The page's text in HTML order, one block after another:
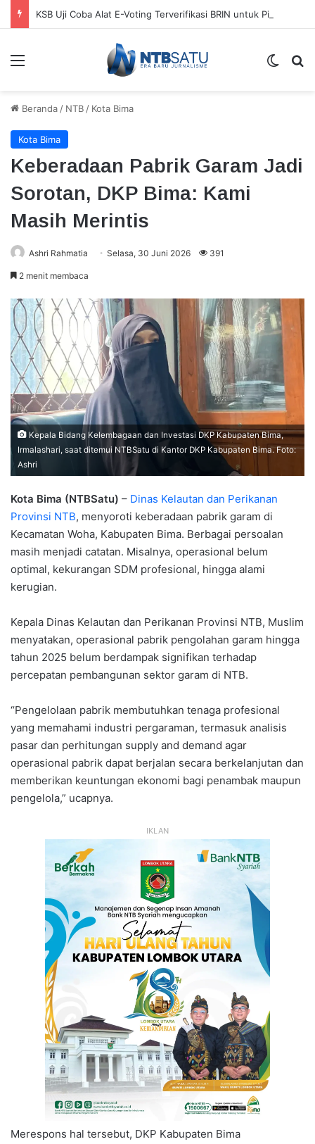
Menu
Beranda / NTB / Kota Bima
Kota Bima
Keberadaan Pabrik Garam Jadi
Sorotan, DKP Bima: Kami
Masih Merintis
Ashri Rahmatia Selasa, 30 Juni 2026 391
2 menit membaca
Kepala Bidang Kelembagaan dan Investasi DKP Kabupaten Bima,
Irmalashari, saat ditemui NTBSatu di Kantor DKP Kabupaten Bima. Foto:
Ashri
Kota Bima (NTBSatu) – Dinas Kelautan dan Perikanan
Provinsi NTB, menyoroti keberadaan pabrik garam di
Kecamatan Woha, Kabupaten Bima. Berbagai persoalan
masih menjadi catatan. Misalnya, operasional belum
optimal, kekurangan SDM profesional, hingga alami
kerugian.
Kepala Dinas Kelautan dan Perikanan Provinsi NTB, Muslim
menyatakan, operasional pabrik pengolahan garam hingga
tahun 2025 belum berdampak signifikan terhadap
percepatan pembangunan sektor garam di NTB.
“Pengelolaan pabrik membutuhkan tenaga profesional
yang memahami industri pergaraman, termasuk analisis
pasar dan perhitungan supply and demand agar
operasional pabrik dapat berjalan secara berkelanjutan dan
memberikan keuntungan ekonomi bagi penambak maupun
pengelola,” ucapnya.
IKLAN
Merespons hal tersebut, DKP Kabupaten Bima